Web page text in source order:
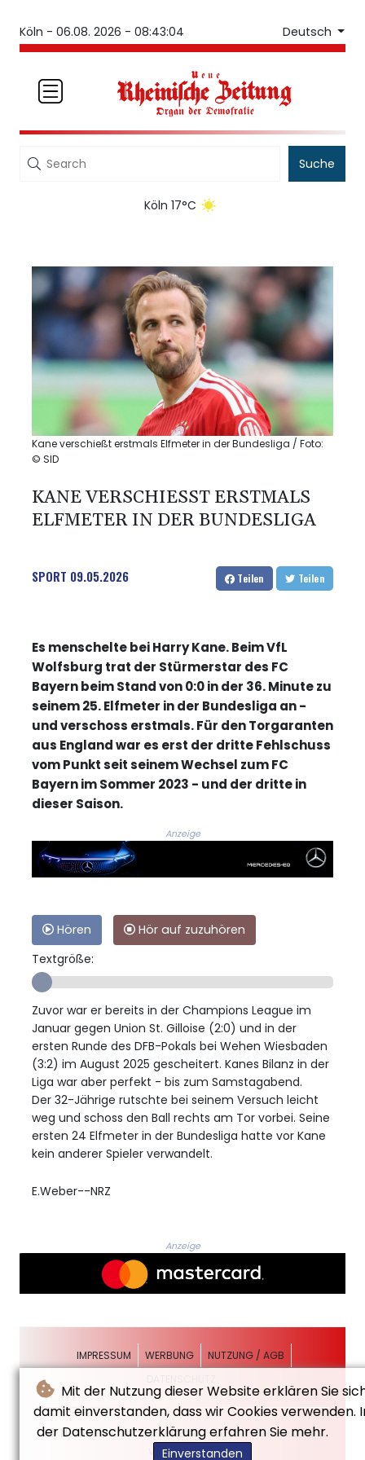
Mit der Nutzung dieser Website erklären Sie
damit einverstanden, dass wir Cookies verwenden.
der Datenschutzerklärung erfahren Sie mehr.
Einverstanden
Köln - 06.08. 2026 - 08:43:04 Deutsch
Suche
Köln 17°C
Kane verschießt erstmals Elfmeter in der Bundesliga / Foto:
© SID
KANE VERSCHIESST ERSTMALS E
LFMETER IN DER BUNDESLIGA
SPORT 09.05.2026 Teilen Teilen
Es menschelte bei Harry Kane. Beim VfL
Wolfsburg trat der Stürmerstar des FC
Bayern beim Stand von 0:0 in der 36. Minute zu
seinem 25. Elfmeter in der Bundesliga an -
und verschoss erstmals. Für den Torgaranten
aus England war es erst der dritte Fehlschuss
vom Punkt seit seinem Wechsel zum FC
Bayern im Sommer 2023 - und der dritte in
dieser Saison.
Anzeige
Hören
Hör auf zuzuhören
Textgröße:
Zuvor war er bereits in der Champions League im
Januar gegen Union St. Gilloise (2:0) und in der
ersten Runde des DFB-Pokals bei Wehen Wiesbaden
(3:2) im August 2025 gescheitert. Kanes Bilanz in der
Liga war aber perfekt - bis zum Samstagabend.
Der 32-Jährige rutschte bei seinem Versuch leicht
weg und schoss den Ball rechts am Tor vorbei. Seine
ersten 24 Elfmeter in der Bundesliga hatte vor Kane
kein anderer Spieler verwandelt.
E.Weber--NRZ
Anzeige
IMPRESSUM WERBUNG
NUTZUNG / AGB
© Neue Rheinische Zeitung - 2026 - Alle Rechte
vorbehalten